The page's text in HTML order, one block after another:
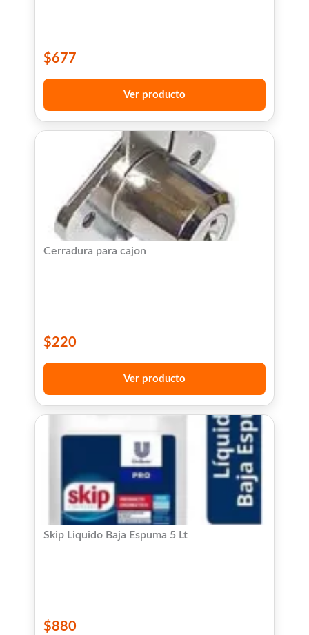
$677
Ver producto
Cerradura para cajon
$220
Ver producto
Skip Liquido Baja Espuma 5 Lt
$880